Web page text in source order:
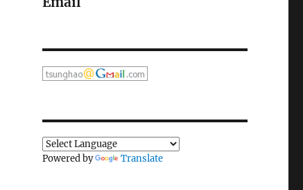
Powered by Translate